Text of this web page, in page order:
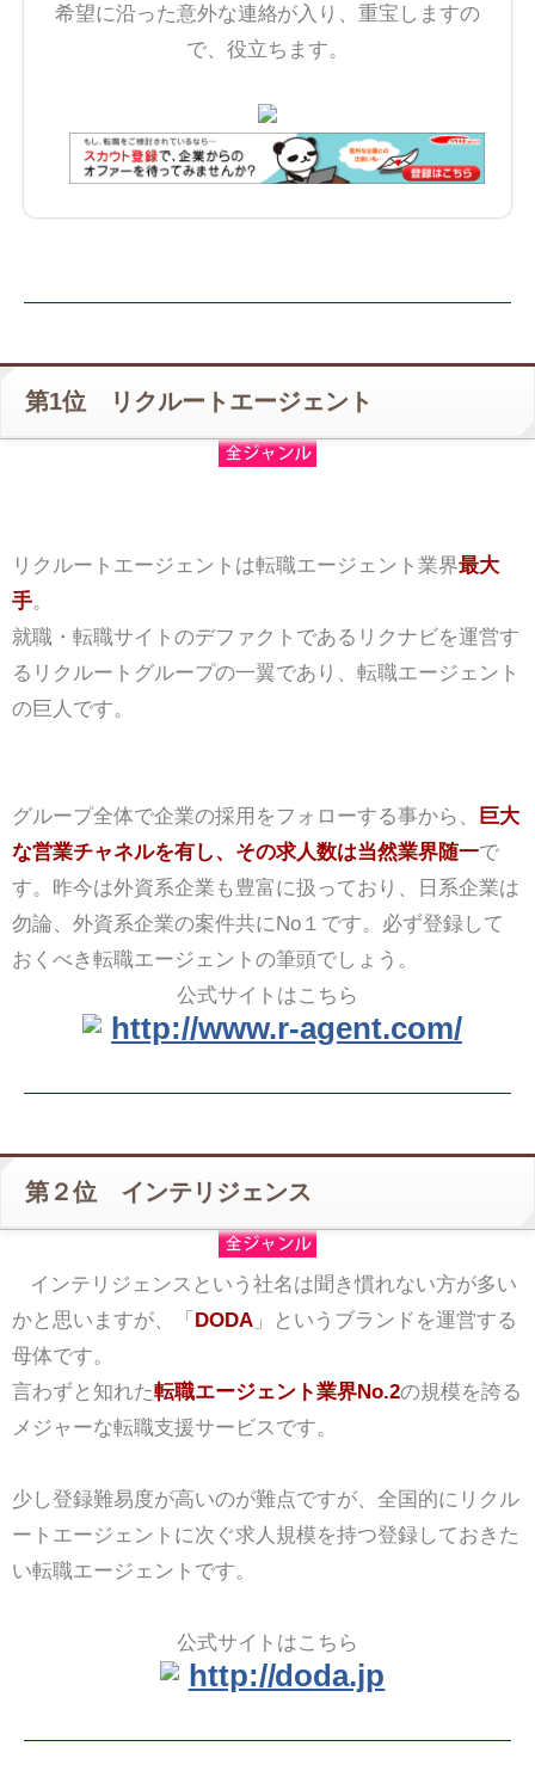
希望に沿った意外な連絡が入り、重宝しますの
で、役立ちます。
第1位 リクルートエージェント
リクルートエージェントは転職エージェント業界最大
手。
就職・転職サイトのデファクトであるリクナビを運営す
るリクルートグループの一翼であり、転職エージェント
の巨人です。
グループ全体で企業の採用をフォローする事から、
巨大
な営業チャネルを有し、その求人数は当然業界随一で
す。昨今は外資系企業も豊富に扱っており、日系企業は
勿論、外資系企業の案件共にNo１です。必ず登録して
おくべき転職エージェントの筆頭でしょう。
公式サイトはこちら
http://www.r-agent.com/
第２位 インテリジェンス
インテリジェンスという社名は聞き慣れない方が多い
かと思いますが、「 DODA」というブランドを運営する
母体です。
言わずと知れた転職エージェント業界No.2の規模を誇る
メジャーな転職支援サービスです。
少し登録難易度が高いのが難点ですが、全国的にリクル
ートエージェントに次ぐ求人規模を持つ登録しておきた
い転職エージェントです。
公式サイトはこちら
http://doda.jp